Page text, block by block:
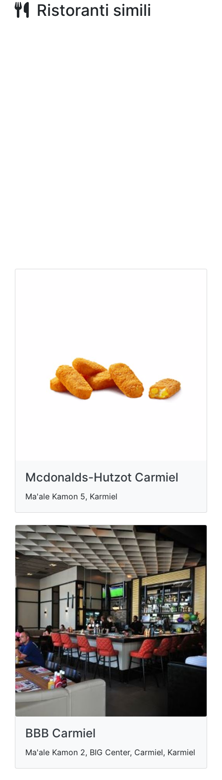
Ristoranti simili
Mcdonalds-Hutzot Carmiel
Ma'ale Kamon 5, Karmiel
BBB Carmiel
Ma'ale Kamon 2, BIG Center, Carmiel, Karmiel